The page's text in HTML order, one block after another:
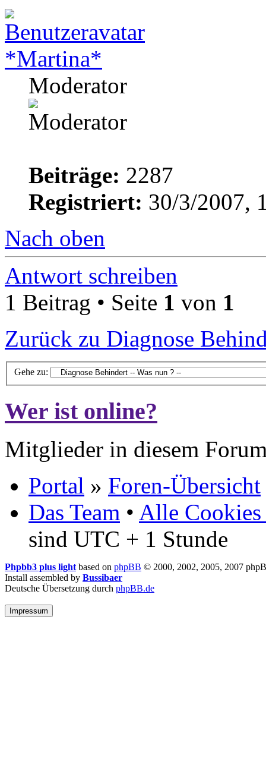
*Martina*
Moderator
Beiträge: 2287
Registriert: 30/3/2007,
Nach oben
Antwort schreiben
1 Beitrag • Seite 1 von 1
Zurück zu Diagnose
Gehe zu:
Wer ist online?
Mitglieder in diesem
Portal » Foren-Übersicht
Das Team • Alle Cookies
sind UTC + 1 Stunde
Phpbb3 plus light based on phpBB © 2000, 2002, 2005, 2007
Install assembled by Bussibaer
Deutsche Übersetzung durch phpBB.de